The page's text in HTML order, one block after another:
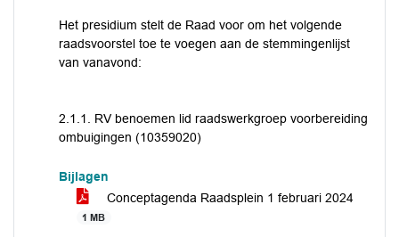
Het presidium stelt de Raad voor om het volgende
raadsvoorstel toe te voegen aan de stemmingenlijst
van vanavond:
2.1.1. RV benoemen lid raadswerkgroep voorbereiding
ombuigingen (10359020)
Bijlagen
Conceptagenda Raadsplein 1 februari 2024
1 MB